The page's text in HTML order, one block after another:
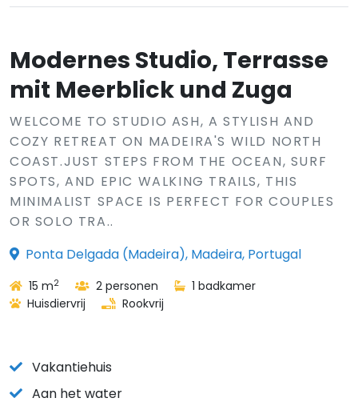
Modernes Studio, Terrasse
mit Meerblick und Zuga
WELCOME TO STUDIO ASH, A STYLISH AND
COZY RETREAT ON MADEIRA'S WILD NORTH
COAST.JUST STEPS FROM THE OCEAN, SURF
SPOTS, AND EPIC WALKING TRAILS, THIS
MINIMALIST SPACE IS PERFECT FOR COUPLES
OR SOLO TRA..
Ponta Delgada (Madeira), Madeira, Portugal
15 m2 2 personen
1 badkamer
Huisdiervrij
Rookvrij
Vakantiehuis
Aan het water